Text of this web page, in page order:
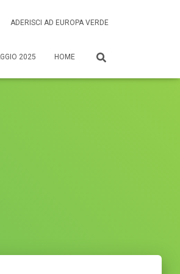
ADERISCI AD EUROPA VERDE
2025 HOME